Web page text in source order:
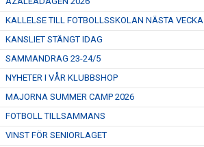
KALLELSE TILL FOTBOLLSSKOLAN NÄSTA VECKA
KANSLIET STÄNGT IDAG
SAMMANDRAG 23-24/5
NYHETER I VÅR KLUBBSHOP
MAJORNA SUMMER CAMP 2026
FOTBOLL TILLSAMMANS
VINST FÖR SENIORLAGET